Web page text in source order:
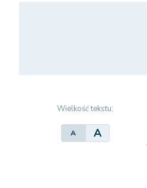
Wielkość tekstu:
A A